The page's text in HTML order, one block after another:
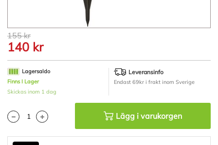
Hoppa
till
början
av
bildgalleriet
155 kr
140 kr
Lagersaldo
Finns I Lager
Skickas inom 1 dag
Leveransinfo
Endast 69kr i frakt inom Sverige
Lägg i varukorgen